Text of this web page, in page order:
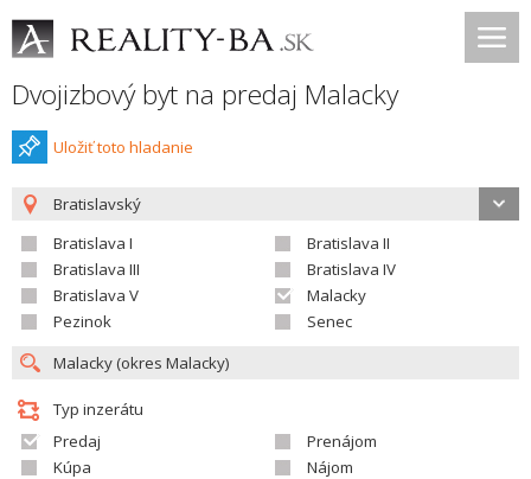
Dvojizbový byt na predaj Malacky
Uložiť toto hladanie
Bratislavský
Bratislava I
Bratislava II
Bratislava III
Bratislava IV
Bratislava V
Malacky
Pezinok
Senec
Typ inzerátu
Predaj
Prenájom
Kúpa
Nájom